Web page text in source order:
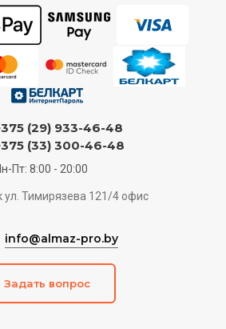
(29) 933-46-48
(33) 300-46-48
Пт: 8:00 - 20:00
ул. Тимирязева 121/4 офис
info@almaz-pro.by
Задать вопрос